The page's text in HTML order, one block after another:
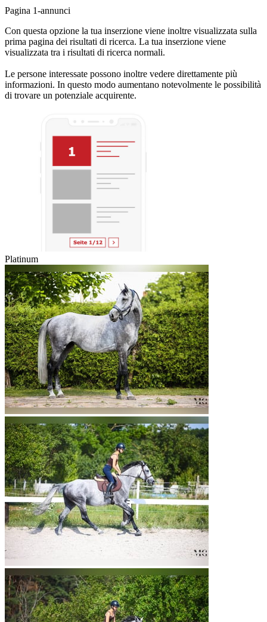
Pagina 1-annunci
Con questa opzione la tua inserzione viene inoltre visualizzata sulla
prima pagina dei risultati di ricerca. La tua inserzione viene
visualizzata tra i risultati di ricerca normali.
Le persone interessate possono inoltre vedere direttamente più
informazioni. In questo modo aumentano notevolmente le possibilità
di trovare un potenziale acquirente.
Platinum